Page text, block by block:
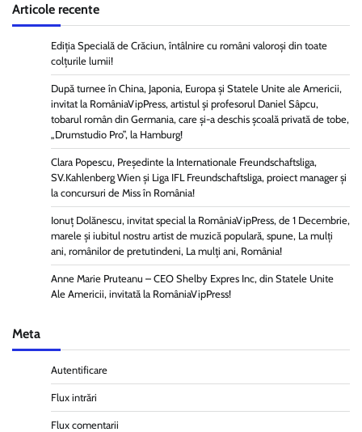
Articole recente
Ediția Specială de Crăciun, întâlnire cu români valoroși din toate
colțurile lumii!
După turnee în China, Japonia, Europa și Statele Unite ale Americii,
invitat la RomâniaVipPress, artistul și profesorul Daniel Sâpcu,
tobarul român din Germania, care și-a deschis școală privată de tobe,
„Drumstudio Pro”, la Hamburg!
Clara Popescu, Președinte la Internationale Freundschaftsliga,
SV.Kahlenberg Wien şi Liga IFL Freundschaftsliga, proiect manager și
la concursuri de Miss în România!
Ionuț Dolănescu, invitat special la RomâniaVipPress, de 1 Decembrie,
marele și iubitul nostru artist de muzică populară, spune, La mulți
ani, românilor de pretutindeni, La mulți ani, România!
Anne Marie Pruteanu – CEO Shelby Expres Inc, din Statele Unite
Ale Americii, invitată la RomâniaVipPress!
Meta
Autentificare
Flux intrări
Flux comentarii